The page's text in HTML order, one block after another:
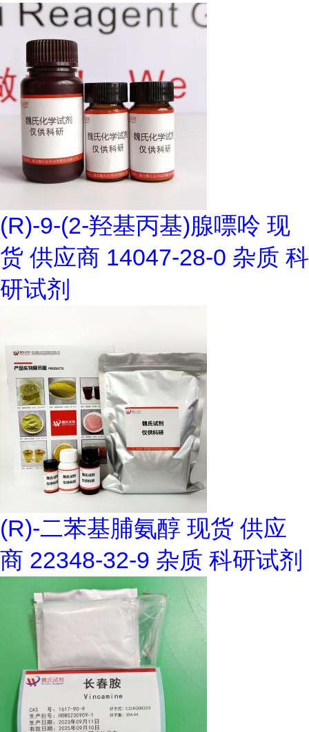
(R)-9-(2-羟基丙基)腺嘌呤 现
货 供应商 14047-28-0 杂质 科
研试剂
(R)-二苯基脯氨醇 现货 供应
商 22348-32-9 杂质 科研试剂